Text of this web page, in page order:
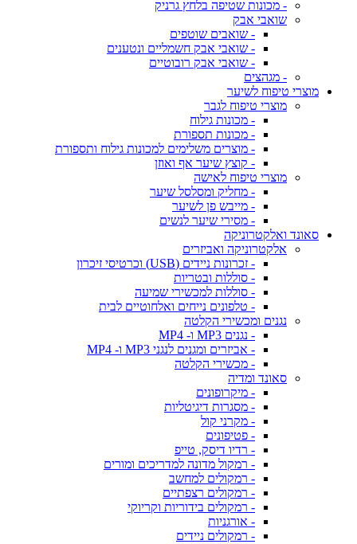
- מכונות שטיפה בלחץ גרניק
שואבי אבק
- שואבים שוטפים
- שואבי אבק חשמליים ונטענים
- שואבי אבק רובוטיים
- מגהצים
מוצרי טיפוח לשיער
מוצרי טיפוח לגבר
- מכונות גילוח
- מכונות תספורת
- מוצרים משלימים למכונות גילוח ותספורת
- קוצץ שיער אף ואוזן
מוצרי טיפוח לאישה
- מחליק ומסלסל שיער
- מייבש פן לשיער
- מסירי שיער לנשים
סאונד ואלקטרוניקה
אלקטרוניקה ואביזרים
- זכרונות ניידים (USB) וכרטיסי זיכרון
- סוללות ובטריות
- סוללות למכשירי שמיעה
- טלפונים נייחים ואלחוטיים לבית
נגנים ומכשירי הקלטה
- נגנים MP3 ו- MP4
- אביזרים ומגנים לנגני MP3 ו- MP4
- מכשירי הקלטה
סאונד ומדיה
- מיקרופונים
- מסגרות דיגיטליות
- מקרני קול
- פטיפונים
- רדיו דיסק, טייפ
- רמקול מדונה למדריכים ומורים
- רמקולים למחשב
- רמקולים רצפתיים
- רמקולים בידוריות וקריוקי
- אורגניות
- רמקולים ניידים